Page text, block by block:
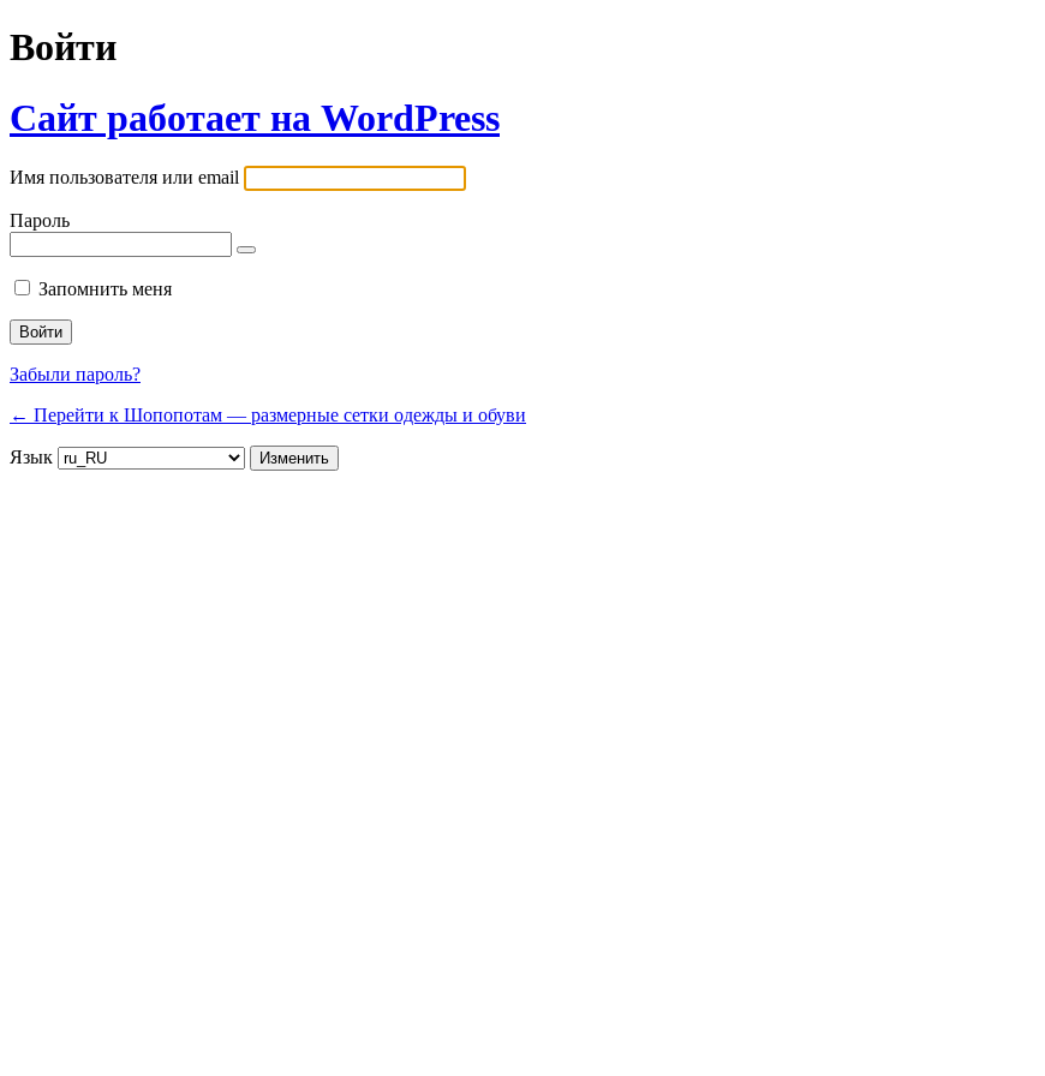
Войти
Сайт работает на WordPress
Имя пользователя или email
Пароль
Запомнить меня
Забыли пароль?
← Перейти к Шопопотам — размерные сетки одежды и обуви
Язык